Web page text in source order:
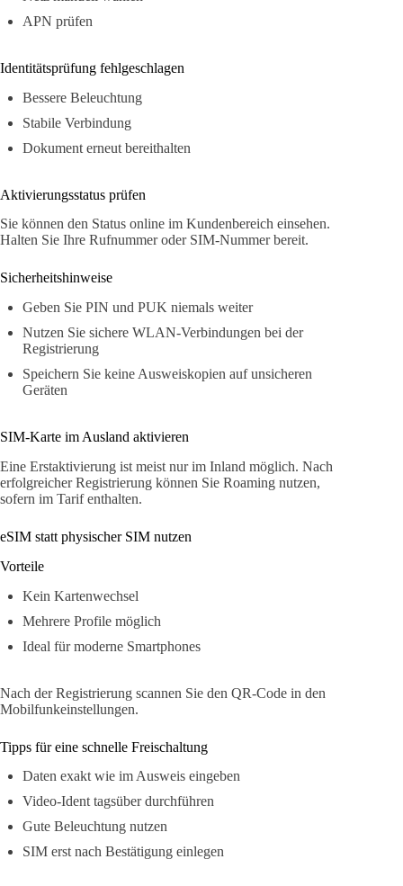
APN prüfen
Identitätsprüfung fehlgeschlagen
Bessere Beleuchtung
Stabile Verbindung
Dokument erneut bereithalten
Aktivierungsstatus prüfen
Sie können den Status online im Kundenbereich einsehen.
Halten Sie Ihre Rufnummer oder SIM-Nummer bereit.
Sicherheitshinweise
Geben Sie PIN und PUK niemals weiter
Nutzen Sie sichere WLAN-Verbindungen bei der
Registrierung
Speichern Sie keine Ausweiskopien auf unsicheren
Geräten
SIM-Karte im Ausland aktivieren
Eine Erstaktivierung ist meist nur im Inland möglich. Nach
erfolgreicher Registrierung können Sie Roaming nutzen,
sofern im Tarif enthalten.
eSIM statt physischer SIM nutzen
Vorteile
Kein Kartenwechsel
Mehrere Profile möglich
Ideal für moderne Smartphones
Nach der Registrierung scannen Sie den QR-Code in den
Mobilfunkeinstellungen.
Tipps für eine schnelle Freischaltung
Daten exakt wie im Ausweis eingeben
Video-Ident tagsüber durchführen
Gute Beleuchtung nutzen
SIM erst nach Bestätigung einlegen